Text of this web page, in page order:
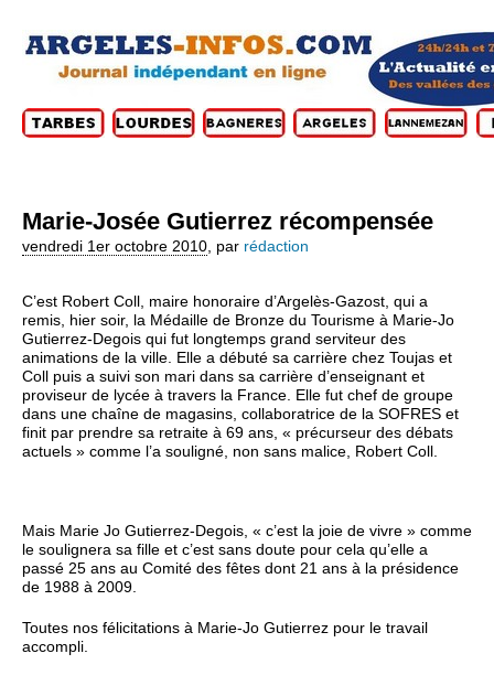
Marie-Josée Gutierrez récompensée
vendredi 1er octobre 2010 par rédaction
C’est Robert Coll, maire honoraire d’Argelès-Gazost, qui a
remis, hier soir, la Médaille de Bronze du Tourisme à Marie-Jo
Gutierrez-Degois qui fut longtemps grand serviteur des
animations de la ville. Elle a débuté sa carrière chez Toujas et
Coll puis a suivi son mari dans sa carrière d’enseignant et
proviseur de lycée à travers la France. Elle fut chef de groupe
dans une chaîne de magasins, collaboratrice de la SOFRES et
finit par prendre sa retraite à 69 ans, « précurseur des débats
actuels » comme l’a souligné, non sans malice, Robert Coll.
Mais Marie Jo Gutierrez-Degois, « c’est la joie de vivre » comme
le soulignera sa fille et c’est sans doute pour cela qu’elle a
passé 25 ans au Comité des fêtes dont 21 ans à la présidence
de 1988 à 2009.
Toutes nos félicitations à Marie-Jo Gutierrez pour le travail
accompli.